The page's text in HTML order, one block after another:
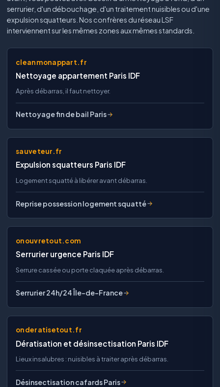
serrurier, d'un débouchage, d'un traitement nuisibles ou d'une
expulsion squatteurs. Nos confrères du réseau LSF
interviennent sur les mêmes zones aux mêmes standards.
cleanmonappart.fr
Nettoyage appartement Paris IDF
Après débarras, il faut nettoyer.
Nettoyage fin de bail Paris
sauveteur.fr
Expulsion squatteurs Paris IDF
Logement squatté à libérer avant débarras.
Reprise possession logement squatté
onouvretout.com
Serrurier urgence Paris IDF
Serrure cassée ou porte claquée après débarras.
Serrurier 24h/24 Île-de-France
onderatisetout.fr
Dératisation et désinsectisation Paris IDF
Lieux insalubres : nuisibles à traiter après débarras.
Désinsectisation cafards Paris